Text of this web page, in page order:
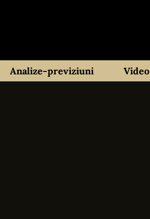
Analize-previziuni Video